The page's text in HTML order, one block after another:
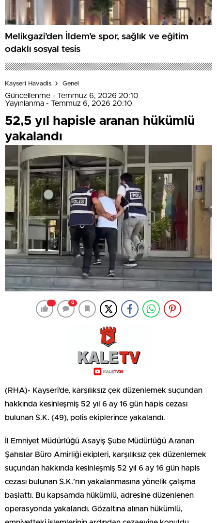
Melikgazi’den İldem’e spor, sağlık ve eğitim
odaklı sosyal tesis
Kayseri Havadis Genel
Güncellenme - Temmuz 6, 2026 20:10
Yayınlanma - Temmuz 6, 2026 20:10
52,5 yıl hapisle aranan hükümlü
yakalandı
0
(RHA)- Kayseri’de, karşılıksız çek düzenlemek suçundan
hakkında kesinleşmiş 52 yıl 6 ay 16 gün hapis cezası
bulunan S.K. (49), polis ekiplerince yakalandı.
İl Emniyet Müdürlüğü Asayiş Şube Müdürlüğü Aranan
Şahıslar Büro Amirliği ekipleri, karşılıksız çek düzenlemek
suçundan hakkında kesinleşmiş 52 yıl 6 ay 16 gün hapis
cezası bulunan S.K.’nın yakalanmasına yönelik çalışma
başlattı. Bu kapsamda hükümlü, adresine düzenlenen
operasyonda yakalandı. Gözaltına alınan hükümlü,